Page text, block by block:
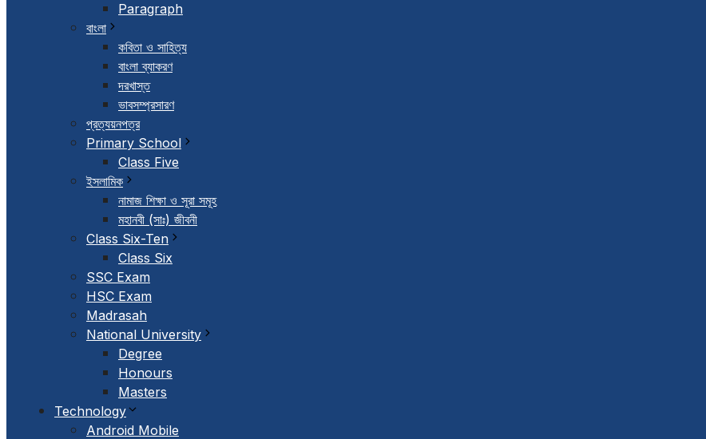
Paragraph
বাংলা
কবিতা ও সাহিত্য
বাংলা ব্যাকরণ
দরখাস্ত
ভাবসম্প্রসারণ
প্রত্যয়নপত্র
Primary School
Class Five
ইসলামিক
নামাজ শিক্ষা ও সূরা সমূহ
মহানবী (সাঃ) জীবনী
Class Six-Ten
Class Six
SSC Exam
HSC Exam
Madrasah
National University
Degree
Honours
Masters
Technology
Android Mobile